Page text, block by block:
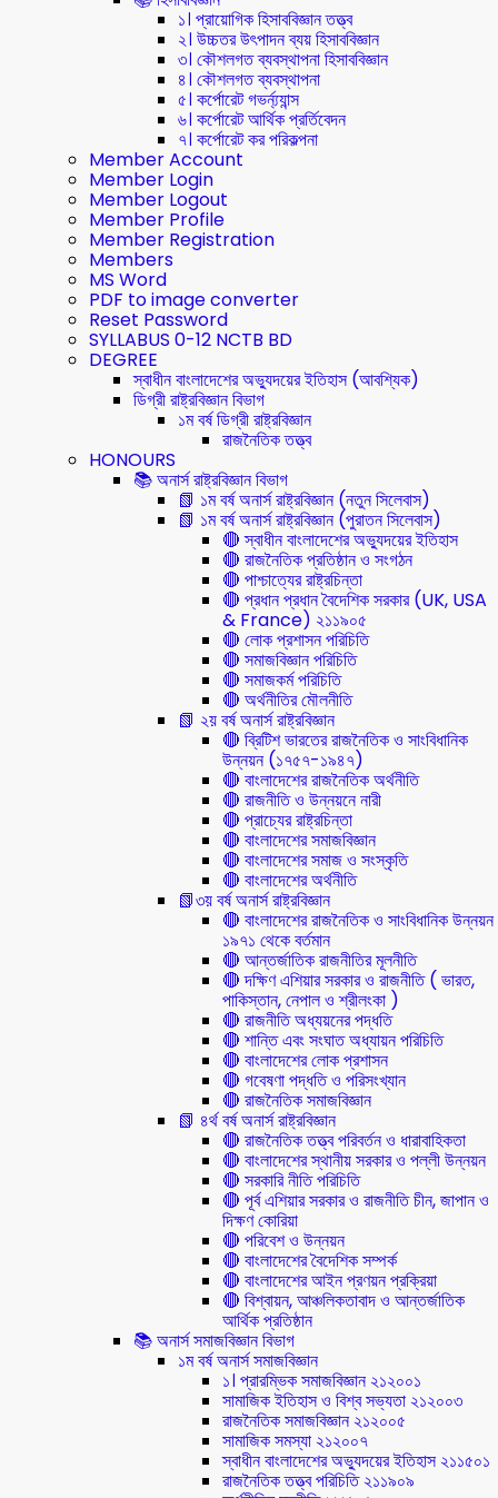
১। প্রায়োগিক হিসাববিজ্ঞান তত্ত্ব
২। উচ্চতর উৎপাদন ব্যয় হিসাববিজ্ঞান
৩। কৌশলগত ব্যবস্থাপনা হিসাববিজ্ঞান
৪। কৌশলগত ব্যবস্থাপনা
৫। কর্পোরেট গভর্ন্য্যান্স
৬। কর্পোরেট আর্থিক প্রর্তিবেদন
৭। কর্পোরেট কর পরিকল্পনা
Member Account
Member Login
Member Logout
Member Profile
Member Registration
Members
MS Word
PDF to image converter
Reset Password
SYLLABUS 0-12 NCTB BD
DEGREE
স্বাধীন বাংলাদেশের অভ্যুদয়ের ইতিহাস (আবশ্যিক)
ডিগ্রী রাষ্ট্রবিজ্ঞান বিভাগ
১ম বর্ষ ডিগ্রী রাষ্ট্রবিজ্ঞান
রাজনৈতিক তত্ত্ব
HONOURS
📚 অনার্স রাষ্ট্রবিজ্ঞান বিভাগ
📗 ১ম বর্ষ অনার্স রাষ্ট্রবিজ্ঞান (নতুন সিলেবাস)
📗 ১ম বর্ষ অনার্স রাষ্ট্রবিজ্ঞান (পুরাতন সিলেবাস)
🔴 স্বাধীন বাংলাদেশের অভ্যুদয়ের ইতিহাস
🔴 রাজনৈতিক প্রতিষ্ঠান ও সংগঠন
🔴 পাশ্চাত্যের রাষ্ট্রচিন্তা
🔴 প্রধান প্রধান বৈদেশিক সরকার (UK, USA
& France) ২১১৯০৫
🔴 লোক প্রশাসন পরিচিতি
🔴 সমাজবিজ্ঞান পরিচিতি
🔴 সমাজকর্ম পরিচিতি
🔴 অর্থনীতির মৌলনীতি
📗 ২য় বর্ষ অনার্স রাষ্ট্রবিজ্ঞান
🔴 ব্রিটিশ ভারতের রাজনৈতিক ও সাংবিধানিক
উন্নয়ন (১৭৫৭-১৯৪৭)
🔴 বাংলাদেশের রাজনৈতিক অর্থনীতি
🔴 রাজনীতি ও উন্নয়নে নারী
🔴 প্রাচ্যের রাষ্ট্রচিন্তা
🔴 বাংলাদেশের সমাজবিজ্ঞান
🔴 বাংলাদেশের সমাজ ও সংস্কৃতি
🔴 বাংলাদেশের অর্থনীতি
📗৩য় বর্ষ অনার্স রাষ্ট্রবিজ্ঞান
🔴 বাংলাদেশের রাজনৈতিক ও সাংবিধানিক উন্নয়ন
১৯৭১ থেকে বর্তমান
🔴 আন্তর্জাতিক রাজনীতির মূলনীতি
🔴 দক্ষিণ এশিয়ার সরকার ও রাজনীতি ( ভারত,
পাকিস্তান, নেপাল ও শ্রীলংকা )
🔴 রাজনীতি অধ্যয়নের পদ্ধতি
🔴 শান্তি এবং সংঘাত অধ্যায়ন পরিচিতি
🔴 বাংলাদেশের লোক প্রশাসন
🔴 গবেষণা পদ্ধতি ও পরিসংখ্যান
🔴 রাজনৈতিক সমাজবিজ্ঞান
📗 ৪র্থ বর্ষ অনার্স রাষ্ট্রবিজ্ঞান
🔴 রাজনৈতিক তত্ত্ব পরিবর্তন ও ধারাবাহিকতা
🔴 বাংলাদেশের স্থানীয় সরকার ও পল্লী উন্নয়ন
🔴 সরকারি নীতি পরিচিতি
🔴 পূর্ব এশিয়ার সরকার ও রাজনীতি চীন, জাপান ও
দিক্ষণ কোরিয়া
🔴 পরিবেশ ও উন্নয়ন
🔴 বাংলাদেশের বৈদেশিক সম্পর্ক
🔴 বাংলাদেশের আইন প্রণয়ন প্রক্রিয়া
🔴 বিশ্বায়ন, আঞ্চলিকতাবাদ ও আন্তর্জাতিক
আর্থিক প্রতিষ্ঠান
📚 অনার্স সমাজবিজ্ঞান বিভাগ
১ম বর্ষ অনার্স সমাজবিজ্ঞান
১। প্রারম্ভিক সমাজবিজ্ঞান ২১২০০১
সামাজিক ইতিহাস ও বিশ্ব সভ্যতা ২১২০০৩
রাজনৈতিক সমাজবিজ্ঞান ২১২০০৫
সামাজিক সমস্যা ২১২০০৭
স্বাধীন বাংলাদেশের অভ্যুদয়ের ইতিহাস ২১১৫০১
রাজনৈতিক তত্ত্ব পরিচিতি ২১১৯০৯